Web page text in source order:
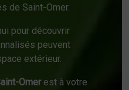
de Saint-Omer.
pour découvrir
peuvent
extérieur.
Omerest à votre